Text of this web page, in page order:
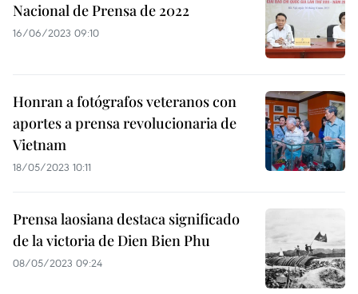
Nacional de Prensa de 2022
16/06/2023 09:10
Honran a fotógrafos veteranos con
aportes a prensa revolucionaria de
Vietnam
18/05/2023 10:11
Prensa laosiana destaca significado
de la victoria de Dien Bien Phu
08/05/2023 09:24